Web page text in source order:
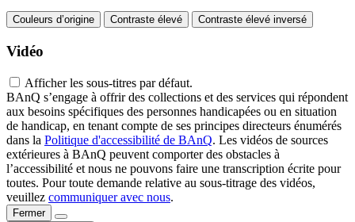
Couleurs d’origine Contraste élevé Contraste élevé inversé
Vidéo
Afficher les sous-titres par défaut.
BAnQ s’engage à offrir des collections et des services qui répondent
aux besoins spécifiques des personnes handicapées ou en situation
de handicap, en tenant compte de ses principes directeurs énumérés
dans la Politique d'accessibilité de BAnQ. Les vidéos de sources
extérieures à BAnQ peuvent comporter des obstacles à
l’accessibilité et nous ne pouvons faire une transcription écrite pour
toutes. Pour toute demande relative au sous-titrage des vidéos,
veuillez communiquer avec nous.
Fermer